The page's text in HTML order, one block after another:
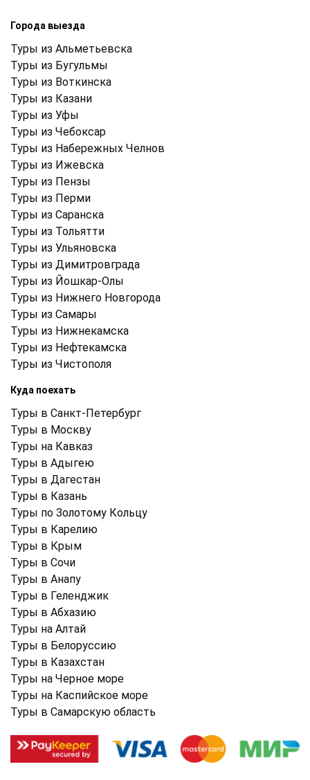
Города выезда
Туры из Альметьевска
Туры из Бугульмы
Туры из Воткинска
Туры из Казани
Туры из Уфы
Туры из Чебоксар
Туры из Набережных Челнов
Туры из Ижевска
Туры из Пензы
Туры из Перми
Туры из Саранска
Туры из Тольятти
Туры из Ульяновска
Туры из Димитровграда
Туры из Йошкар-Олы
Туры из Нижнего Новгорода
Туры из Самары
Туры из Нижнекамска
Туры из Нефтекамска
Туры из Чистополя
Куда поехать
Туры в Санкт-Петербург
Туры в Москву
Туры на Кавказ
Туры в Адыгею
Туры в Дагестан
Туры в Казань
Туры по Золотому Кольцу
Туры в Карелию
Туры в Крым
Туры в Cочи
Туры в Анапу
Туры в Геленджик
Туры в Абхазию
Туры на Алтай
Туры в Белоруссию
Туры в Казахстан
Туры на Черное море
Туры на Каспийское море
Туры в Самарскую область